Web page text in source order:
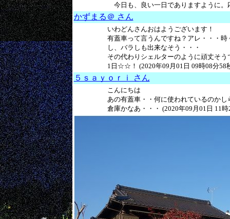
今日も、良い一日でありますように。
かずまる＠ さん
いわどんさんおはようございます！
有蓋車って言うんですね？アレ・・・
し、バラしも出来なそう・・・
その代わりシェルターのように頑丈そう
1日☆☆！ (2020年09月01日 09時08分58
５ｓａｙｏｒｉ さん
こんにちは
あの有蓋車・・何に使われているのかし
倉庫かなあ・・・ (2020年09月01日 11時